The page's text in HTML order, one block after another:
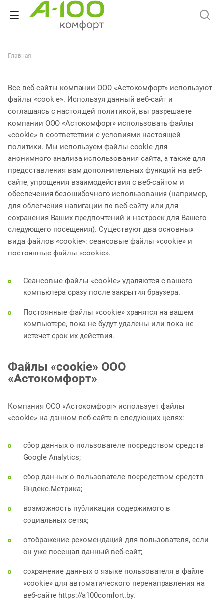
Главная
Все веб-сайты компании ООО «Астокомфорт» используют
файлы «cookie». Используя данный веб-сайт и
соглашаясь с настоящей политикой, вы разрешаете
компании ООО «Астокомфорт» использовать файлы
«cookie» в соответствии с условиями настоящей
политики. Мы используем файлы cookie для
анонимного анализа использования сайта, а также для
предоставления вам дополнительных функций на веб-
сайте, упрощения взаимодействия с веб-сайтом и
обеспечения безошибочного использования (например,
для облегчения навигации по веб-сайту или для
сохранения Ваших предпочтений и настроек для Вашего
следующего посещения). Существуют два основных
вида файлов «cookie»: сеансовые файлы «cookie» и
постоянные файлы «cookie».
Сеансовые файлы «cookie» удаляются с вашего
компьютера сразу после закрытия браузера.
Постоянные файлы «cookie» хранятся на вашем
компьютере, пока не будут удалены или пока не
истечет срок их действия.
Файлы «cookie» ООО
«Астокомфорт»
Компания ООО «Астокомфорт» использует файлы
«cookie» на данном веб-сайте в следующих целях:
сбор данных о пользователе посредством средств
Google Analytics;
сбор данных о пользователе посредством средств
Яндекс.Метрика;
возможность публикации содержимого в
социальных сетях;
отображение рекомендаций для пользователя, если
он уже посещал данный веб-сайт;
сохранение данных о языке пользователя в файле
«cookie» для автоматического перенаправления на
веб-сайте https://a100comfort.by.